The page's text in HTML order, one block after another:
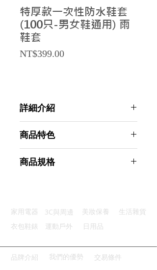
特厚款一次性防水鞋套
(100只-男女鞋通用) 雨
鞋套
NT$399.00Price
詳細介紹
商品特色
堅固耐用：加厚材料使用承重性好
商品規格
主要材質：PE
商品尺寸：24*18*6cm
產地名稱：中國大陸
代理商：亞桓有限公司
家用電器 3C與周邊 美妝保養
生活雜貨
衣包鞋錶
運動戶外 日用品
品牌介紹 我們的優勢 交易條件